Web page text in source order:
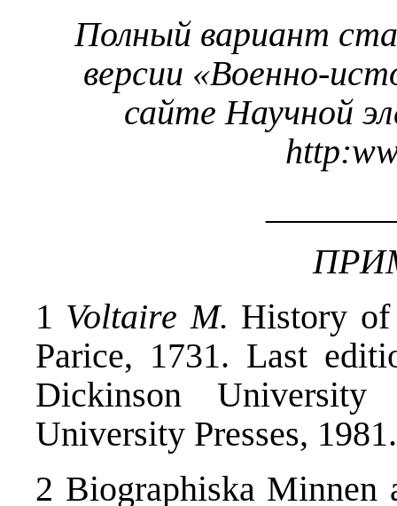
Полный вариант
версии «Военно-
сайте Научной
http:
1 Voltaire M. History
Parice, 1731. Last
Dickinson University
University Presses, 1981.
2 Biographiska